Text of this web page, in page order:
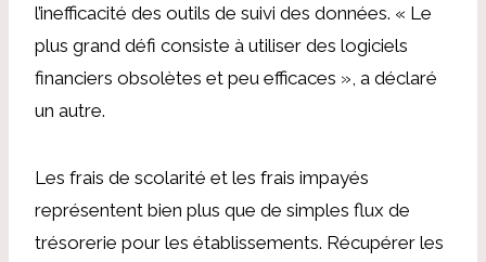
l’inefficacité des outils de suivi des données. « Le
plus grand défi consiste à utiliser des logiciels
financiers obsolètes et peu efficaces », a déclaré
un autre.
Les frais de scolarité et les frais impayés
représentent bien plus que de simples flux de
trésorerie pour les établissements. Récupérer les